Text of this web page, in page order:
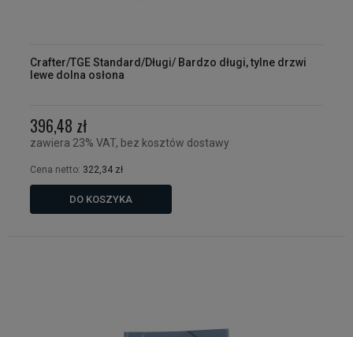
Crafter/TGE Standard/Długi/ Bardzo długi, tylne drzwi
lewe dolna osłona
396,48 zł
zawiera 23% VAT, bez kosztów dostawy
Cena netto: 322,34 zł
DO KOSZYKA